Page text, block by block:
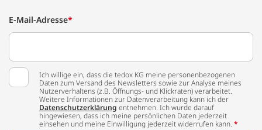
E-Mail-Adresse*
Ich willige ein, dass die tedox KG meine personenbezogenen
Daten zum Versand des Newsletters sowie zur Analyse meines
Nutzerverhaltens (z.B. Öffnungs- und Klickraten) verarbeitet.
Weitere Informationen zur Datenverarbeitung kann ich der
Datenschutzerklärung entnehmen. Ich wurde darauf
hingewiesen, dass ich meine persönlichen Daten jederzeit
einsehen und meine Einwilligung jederzeit widerrufen kann. *